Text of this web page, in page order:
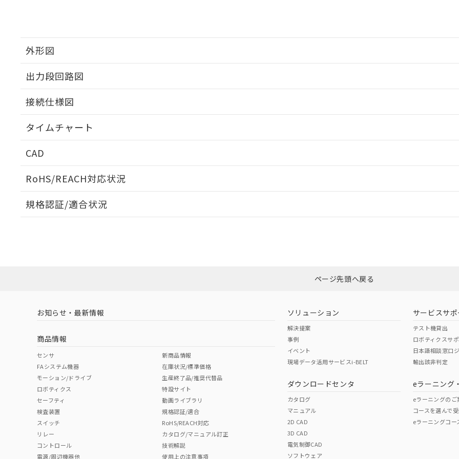
外形図
出力段回路図
接続仕様図
タイムチャート
CAD
RoHS/REACH対応状況
EU RoHS 注意事項・凡例
ダウンロードはこちら
中国 RoHS 注意事項・凡例
中国 RoHS表
Pb Hg Cr(VI)
"対応済み"や非含有の記載がされた商品であっても、流通在庫等で未対応品が混在する可能性があります。
規格認証/適合状況
（イギリス
（ノルウェー
（日本
（アメリカ
この製品の規格認証/適合
その他の認証はこちらのページからご
ページ先頭へ戻る
お知らせ・最新情報
商品情報
センサ
FAシステム機器
モーション/ドライブ
ロボティクス
セーフティ
検査装置
スイッチ
リレー
コントロール
電源/周辺機器他
新商品情報
在庫状況/標準価格
生産終了品/推奨代替品
特設サイト
動画ライブラリ
規格認証/適合
RoHS/REACH対応
カタログ/マニュアル訂正
技術解説
使用上の注意事項
ソリューション
解決提案
事例
イベント
現場データ活用サービスi-BELT
ダウンロードセンタ
カタログ
マニュアル
2D CAD
3D CAD
電気制御CAD
ソフトウェア
サービスサポ
テスト機貸出
ロボティクスサ
日本語相談窓口
輸出該非判定
eラーニング
eラーニングのご
コースを選んで
eラーニングコー